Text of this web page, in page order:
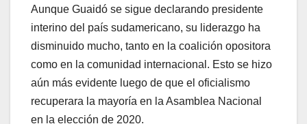
Aunque Guaidó se sigue declarando presidente
interino del país sudamericano, su liderazgo ha
disminuido mucho, tanto en la coalición opositora
como en la comunidad internacional. Esto se hizo
aún más evidente luego de que el oficialismo
recuperara la mayoría en la Asamblea Nacional
en la elección de 2020.